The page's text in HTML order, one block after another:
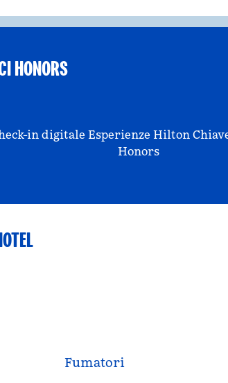
HONORS
in digitale Esperienze Hilton
Honors
Fumatori